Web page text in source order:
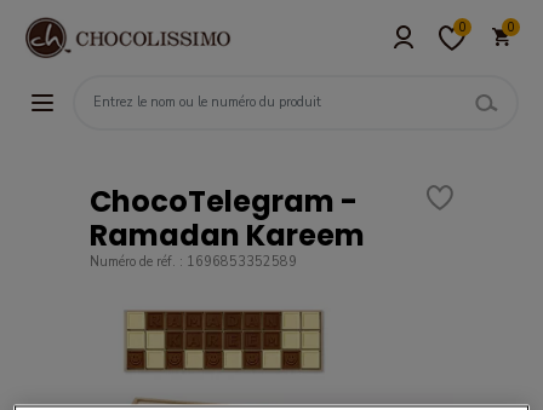
0 0
ChocoTelegram -
Ramadan Kareem
Numéro de réf. : 1696853352589